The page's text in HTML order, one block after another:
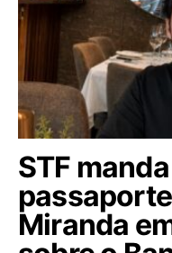
STF
Miranda